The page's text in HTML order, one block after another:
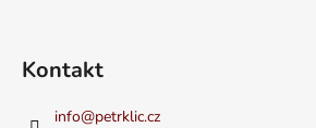
Kontakt
info@petrklic.cz